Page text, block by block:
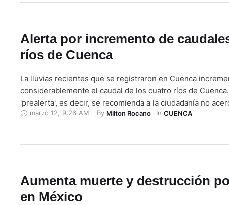
Alerta por incremento de
ríos de Cuenca
La lluvias recientes que se registraron en Cuenca
considerablemente el caudal de los cuatro ríos de
'prealerta', es decir, se recomienda a la ciudadanía no
orillas. Según el último reporte de la empresa de agua
marzo 12 9:26 AM By Milton Rocano In CUENCA
Aumenta muerte y destrucción
en México